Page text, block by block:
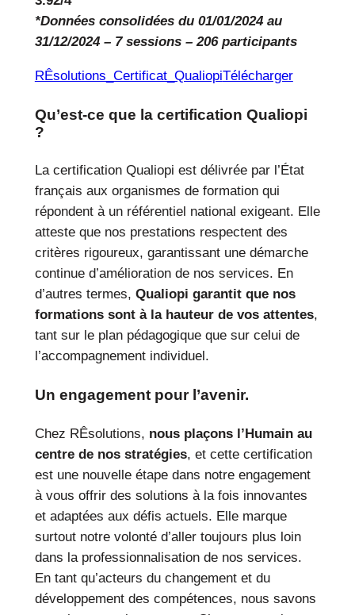
*Données consolidées du 01/01/2024 au
31/12/2024 – 7 sessions – 206 participants
RÊsolutions_Certificat_QualiopiTélécharger
Qu’est-ce que la certification Qualiopi
?
La certification Qualiopi est délivrée par l’État
français aux organismes de formation qui
répondent à un référentiel national exigeant. Elle
atteste que nos prestations respectent des
critères rigoureux, garantissant une démarche
continue d’amélioration de nos services. En
d’autres termes, Qualiopi garantit que nos
formations sont à la hauteur de vos attentes,
tant sur le plan pédagogique que sur celui de
l’accompagnement individuel.
Un engagement pour l’avenir.
Chez RÊsolutions, nous plaçons l’Humain au
centre de nos stratégies, et cette certification
est une nouvelle étape dans notre engagement
à vous offrir des solutions à la fois innovantes
et adaptées aux défis actuels. Elle marque
surtout notre volonté d’aller toujours plus loin
dans la professionnalisation de nos services.
En tant qu’acteurs du changement et du
développement des compétences, nous savons